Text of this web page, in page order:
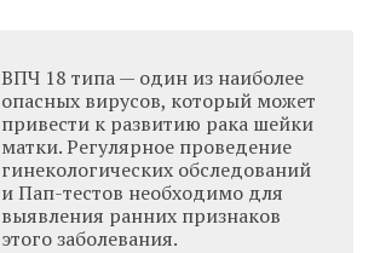
ВПЧ 18 типа — один из наиболее
опасных вирусов, который может
привести к развитию рака шейки
матки. Регулярное проведение
гинекологических обследований
и Пап-тестов необходимо для
выявления ранних признаков
этого заболевания.